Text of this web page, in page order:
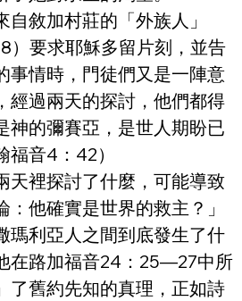
敘加村莊的「外族人」
）要求耶穌多留片刻，並告
事情時，門徒們又是一陣意
經過兩天的探討，他們都得
神的彌賽亞，是世人期盼已
福音4：42）
天裡探討了什麼，可能導致
他確實是世界的救主？」
瑪利亞人之間到底發生了什
在路加福音24：25—27中所
了舊約先知的真理，正如詩